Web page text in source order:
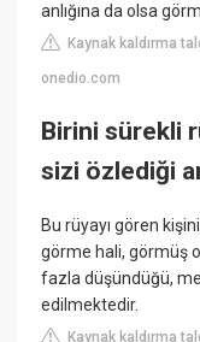
anlığına da olsa
Kaynak kaldırma
onedio.com
Birini sürekli
sizi özlediği
Bu rüyayı gören
görme hali, görmüş
fazla düşündüğü,
edilmektedir.
Kaynak kaldırma